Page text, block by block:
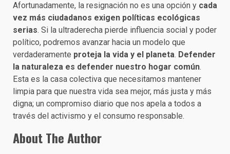
Afortunadamente, la resignación no es una opción y cada
vez más ciudadanos exigen políticas ecológicas
serias. Si la ultraderecha pierde influencia social y poder
político, podremos avanzar hacia un modelo que
verdaderamente proteja la vida y el planeta. Defender
la naturaleza es defender nuestro hogar común.
Esta es la casa colectiva que necesitamos mantener
limpia para que nuestra vida sea mejor, más justa y más
digna; un compromiso diario que nos apela a todos a
través del activismo y el consumo responsable.
About The Author